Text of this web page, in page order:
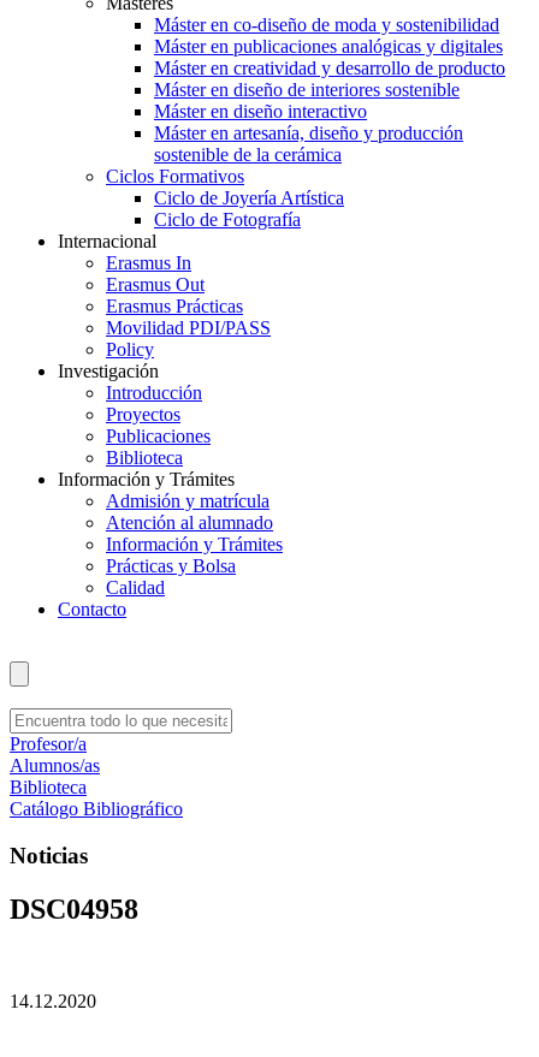
Máster en co-diseño de moda y sostenibilidad
Máster en publicaciones analógicas y digitales
Máster en creatividad y desarrollo de producto
Máster en diseño de interiores sostenible
Máster en diseño interactivo
Máster en artesanía, diseño y producción
sostenible de la cerámica
Ciclos Formativos
Ciclo de Joyería Artística
Ciclo de Fotografía
Internacional
Erasmus In
Erasmus Out
Erasmus Prácticas
Movilidad PDI/PASS
Policy
Investigación
Introducción
Proyectos
Publicaciones
Biblioteca
Información y Trámites
Admisión y matrícula
Atención al alumnado
Información y Trámites
Prácticas y Bolsa
Calidad
Contacto
Profesor/a
Alumnos/as
Biblioteca
Catálogo Bibliográfico
Noticias
DSC04958
14.12.2020